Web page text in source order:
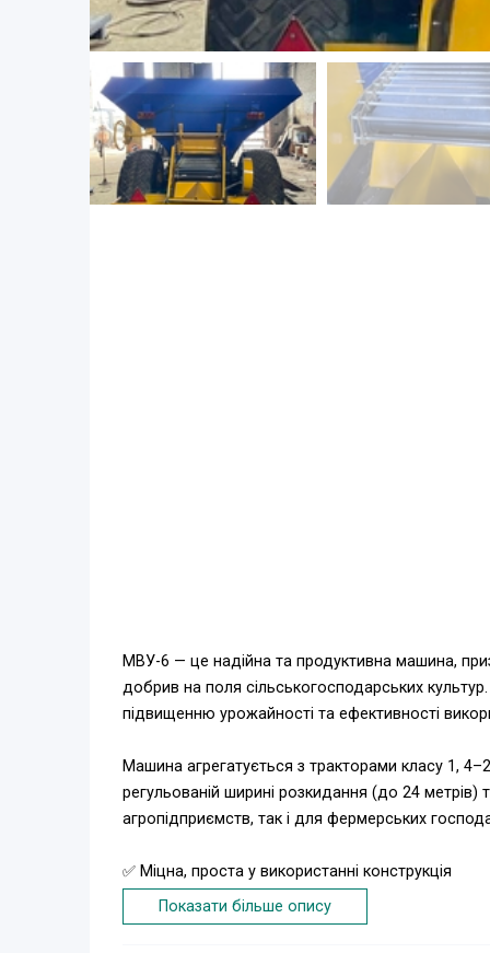
МВУ-6 — це надійна та продуктивна машина,
добрив на поля сільськогосподарських
підвищенню урожайності та ефективності
Машина агрегатується з тракторами класу 1,
регульованій ширині розкидання (до 24 метрів)
агропідприємств, так і для фермерських
✅ Міцна, проста у використанні конструкція
✅ Точне та рівномірне розкидання добрив
✅ Економна витрата матеріалу
Показати більше опису